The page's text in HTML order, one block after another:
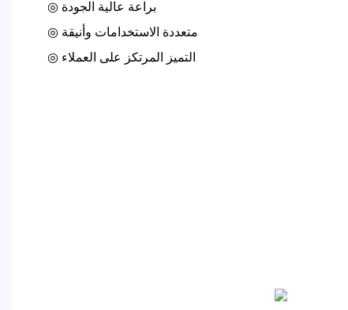
◎ متعددة الاستخدامات وأنيقة
◎ التميز المرتكز على العملاء